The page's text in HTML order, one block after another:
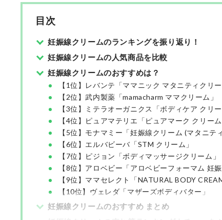
目次
妊娠線クリームのランキングを振り返り！
妊娠線クリームの人気商品を比較
妊娠線クリームのおすすめは？
【1位】レバンテ「ママニック マタニティクリー
【2位】武内製薬「mamacharm ママクリーム」
【3位】ミテラオーガニクス「ボディケア クリー
【4位】ピュアマテリエ「ピュアマーク クリーム
【5位】モナマミー「妊娠線クリーム (マタニテ
【6位】エルバビーバ「STM クリーム」
【7位】ピジョン「ボディマッサージクリーム」
【8位】アロベビー「アロベビーフォーマム 妊
【9位】ママセレクト「NATURAL BODY
【10位】ヴェレダ「マザーズボディバター」
妊娠線クリームのおすすめ まとめ